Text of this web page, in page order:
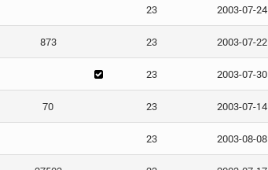
23 2003-07-24
873 23 2003-07-22
23 2003-07-30
70 23 2003-07-14
23 2003-08-08